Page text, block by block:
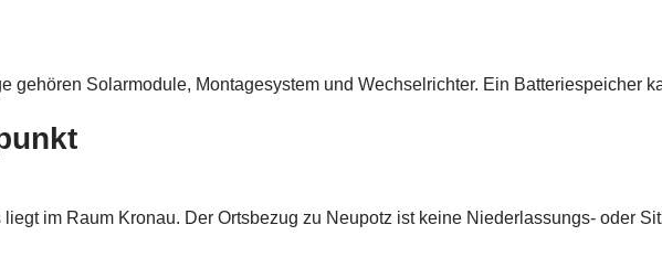
gehören Solarmodule, Montagesystem und Wechselrichter. Ein Batteriespeicher
im Raum Kronau. Der Ortsbezug zu Neupotz ist keine Niederlassungs- oder